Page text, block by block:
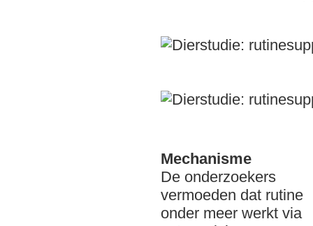
Mechanisme
De onderzoekers
vermoeden dat rutine
onder meer werkt via